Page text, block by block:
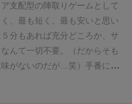
っちがいい、でもコストはか
なジレンマが生まれます。 ゲ
トプレイヤー（一番最初に自
る競りがあるのですが、そこ
くいかもしれません・・・
支配型の陣取りゲームとして
、最も短く、最も安いと思い
分もあれば充分どころか、サ
んて一切不要。（だからそも
がないのだが…笑） 手番に出
それを１枚買って実行。